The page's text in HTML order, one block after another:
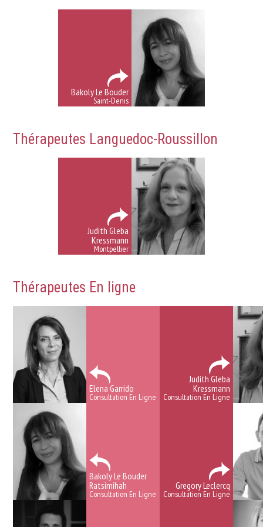
Bakoly Le Bouder
Saint-Denis
Thérapeutes Languedoc-Roussillon
Judith Gleba
Kressmann
Montpellier
Thérapeutes En ligne
Elena Garrido
Consultation En Ligne
Judith Gleba
Kressmann
Consultation En Ligne
Bakoly Le Bouder
Ratsimihah
Consultation En Ligne
Gregory Leclercq
Consultation En Ligne